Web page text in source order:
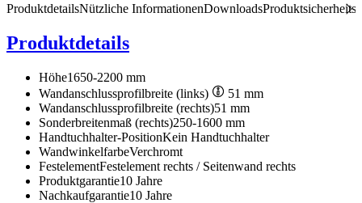
Produktdetails
Produktdetails
Höhe1650-2200 mm
Wandanschlussprofilbreite (links)
51 mm
Wandanschlussprofilbreite (rechts)51 mm
Sonderbreitenmaß (rechts)250-1600 mm
Handtuchhalter-PositionKein Handtuchhalter
WandwinkelfarbeVerchromt
FestelementFestelement rechts / Seitenwand rechts
Produktgarantie10 Jahre
Nachkaufgarantie10 Jahre
Nützliche InformationenDownloads